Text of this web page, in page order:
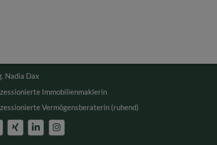
Nadia Dax
Immobilienmaklerin
Vermögensberaterin (ruhend)